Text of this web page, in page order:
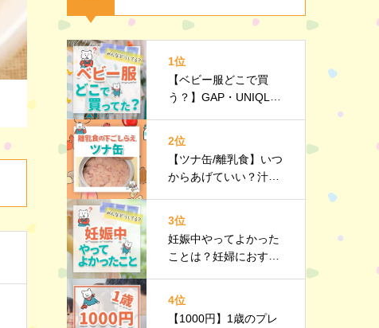
1位
【ベビー服どこで買
う？】GAP・UNIQL
2位
【ツナ缶/離乳食】いつ
からあげていい？汁
のポイントなど詳しく
解説
3位
妊娠中やってよかった
ことは？妊婦におすす
4位
【1000円】1歳のプレ